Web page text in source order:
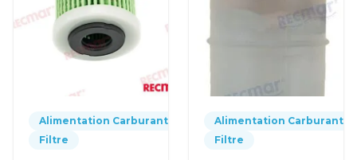
Alimentation Carburant
Filtre
Alimentation Carburant
Filtre